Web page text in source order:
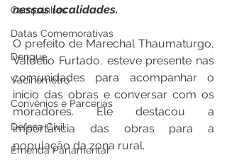
Campanhas
Datas Comemorativas
Dengue
Vacinômetro
Convênios e Parcerias
Defesa Civil
Emenda Parlamentar
nessas localidades.
O prefeito de Marechal Thaumaturgo,
Valdelio Furtado, esteve presente nas
comunidades para acompanhar o
início das obras e conversar com os
moradores. Ele destacou a
importância das obras para a
população da zona rural.